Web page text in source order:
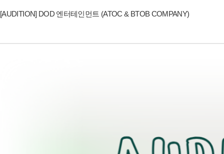
[AUDITION] DOD 엔터테인먼트 (ATOC & BTOB COMPANY)